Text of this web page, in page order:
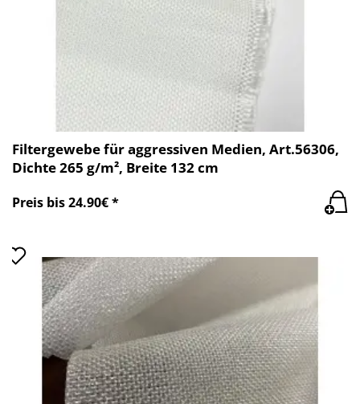
Filtergewebe für aggressiven Medien, Art.56306,
Dichte 265 g/m², Breite 132 cm
Preis bis 24.90€ *